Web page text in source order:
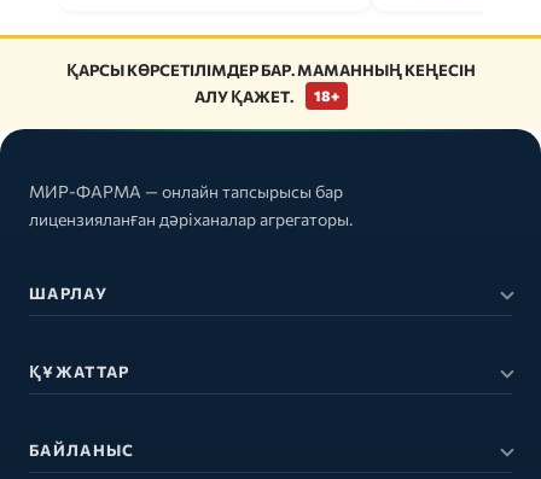
ҚАРСЫ КӨРСЕТІЛІМДЕР БАР. МАМАННЫҢ КЕҢЕСІН
АЛУ ҚАЖЕТ.
18+
МИР-ФАРМА — онлайн тапсырысы бар
лицензияланған дәріханалар агрегаторы.
ШАРЛАУ
ҚҰЖАТТАР
БАЙЛАНЫС